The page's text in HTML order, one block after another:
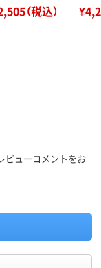
（税込）
ビューコメントをお